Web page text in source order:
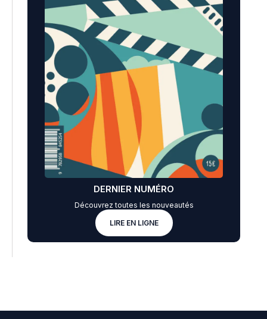
DERNIER NUMÉRO
Découvrez toutes les nouveautés
LIRE EN LIGNE